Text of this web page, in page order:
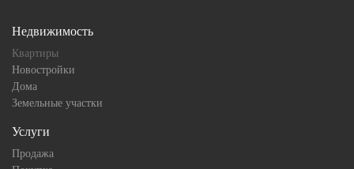
Недвижимость
Квартиры
Новостройки
Дома
Земельные участки
Услуги
Продажа